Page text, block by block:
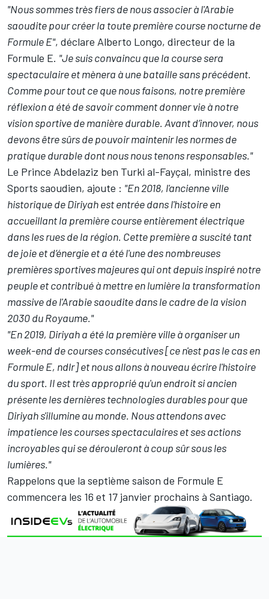
"Nous sommes très fiers de nous associer à l'Arabie
saoudite pour créer la toute première course nocturne de
Formule E", déclare Alberto Longo, directeur de la
Formule E. "Je suis convaincu que la course sera
spectaculaire et mènera à une bataille sans précédent.
Comme pour tout ce que nous faisons, notre première
réflexion a été de savoir comment donner vie à notre
vision sportive de manière durable. Avant d’innover, nous
devons être sûrs de pouvoir maintenir les normes de
pratique durable dont nous nous tenons responsables."
Le Prince Abdelaziz ben Turki al-Fayçal, ministre des
Sports saoudien, ajoute : "En 2018, l'ancienne ville
historique de Diriyah est entrée dans l'histoire en
accueillant la première course entièrement électrique
dans les rues de la région. Cette première a suscité tant
de joie et d’énergie et a été l'une des nombreuses
premières sportives majeures qui ont depuis inspiré notre
peuple et contribué à mettre en lumière la transformation
massive de l'Arabie saoudite dans le cadre de la vision
2030 du Royaume."
"En 2019, Diriyah a été la première ville à organiser un
week-end de courses consécutives [ce n'est pas le cas en
Formule E, ndlr] et nous allons à nouveau écrire l'histoire
du sport. Il est très approprié qu'un endroit si ancien
présente les dernières technologies durables pour que
Diriyah s'illumine au monde. Nous attendons avec
impatience les courses spectaculaires et ses actions
incroyables qui se dérouleront à coup sûr sous les
lumières."
Rappelons que la septième saison de Formule E
commencera les 16 et 17 janvier prochains à Santiago.